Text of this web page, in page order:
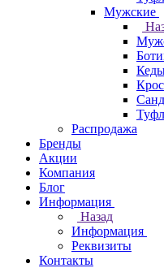
Мужские
Распродажа
Бренды
Акции
Компания
Блог
Информация
Назад
Информация
Реквизиты
Контакты